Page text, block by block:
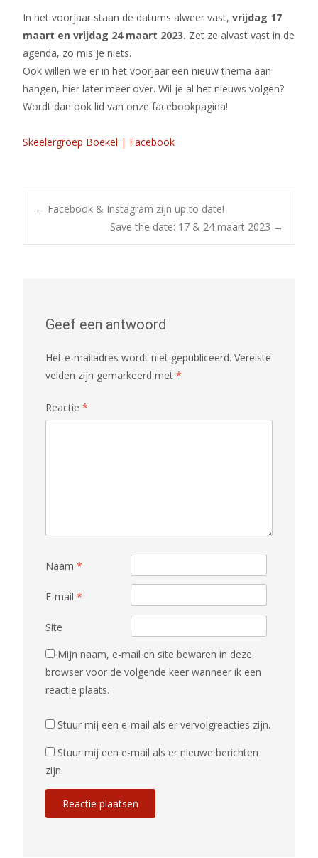
In het voorjaar staan de datums alweer vast, vrijdag 17
maart en vrijdag 24 maart 2023. Zet ze alvast vast in de
agenda, zo mis je niets.
Ook willen we er in het voorjaar een nieuw thema aan
hangen, hier later meer over. Wil je al het nieuws volgen?
Wordt dan ook lid van onze facebookpagina!
Skeelergroep Boekel | Facebook
Post
← Facebook & Instagram zijn up to date!
Save the date: 17 & 24 maart 2023 →
Geef een antwoord
Het e-mailadres wordt niet gepubliceerd. Vereiste
velden zijn gemarkeerd met *
Reactie *
Naam *
E-mail *
Site
Mijn naam, e-mail en site bewaren in deze
browser voor de volgende keer wanneer ik een
reactie plaats.
Stuur mij een e-mail als er vervolgreacties zijn.
Stuur mij een e-mail als er nieuwe berichten
zijn.